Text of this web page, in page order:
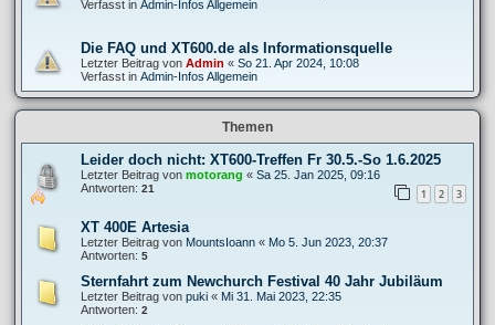
Verfasst in Admin-Infos Allgemein
Die FAQ und XT600.de als Informationsquelle
Letzter Beitrag von Admin « So 21. Apr 2024, 10:08
Verfasst in Admin-Infos Allgemein
Themen
Leider doch nicht: XT600-Treffen Fr 30.5.-So 1.6.2025
Letzter Beitrag von motorang « Sa 25. Jan 2025, 09:16
Antworten: 21 1 2 3
XT 400E Artesia
Letzter Beitrag von MountsIoann « Mo 5. Jun 2023, 20:37
Antworten: 5
Sternfahrt zum Newchurch Festival 40 Jahr Jubiläum
Letzter Beitrag von puki « Mi 31. Mai 2023, 22:35
Antworten: 2